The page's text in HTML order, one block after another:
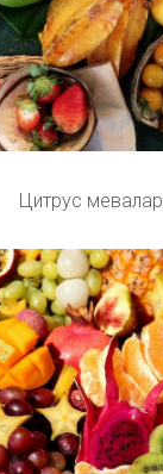
Цитрус мевалар